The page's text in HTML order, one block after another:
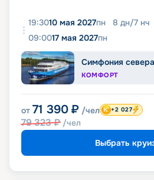
19:3010 мая 2027пн 8 дн/7 нч
09:0017 мая 2027пн
Симфония
КОМФОРТ
от 71 390 ₽ /чел
79 323₽ /чел
+2 027
Выбрать